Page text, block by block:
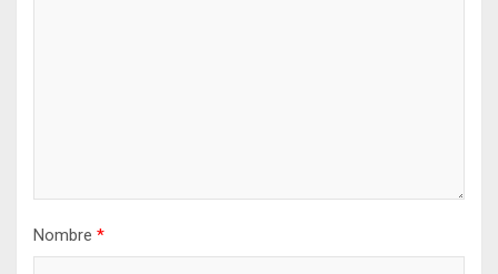
Nombre *